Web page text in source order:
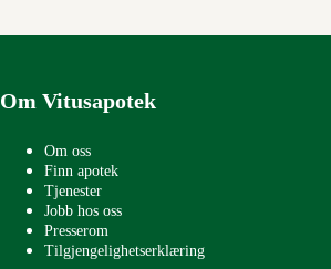
Om Vitusapotek
Om oss
Finn apotek
Tjenester
Jobb hos oss
Presserom
Tilgjengelighetserklæring